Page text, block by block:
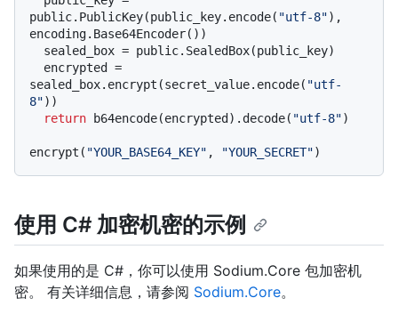
public.PublicKey(public_key.encode( "utf-8"),
encoding.Base64Encoder())
sealed_box.encrypt(secret_value.encode( "utf-
8"))
return b64encode(encrypted).decode( "utf-8")
encrypt( "YOUR_BASE64_KEY" , "YOUR_SECRET"
使用 C# 加密机密的示例
如果使用的是 C#，你可以使用 Sodium.Core 包加密机
密。 有关详细信息，请参阅 Sodium.Core。